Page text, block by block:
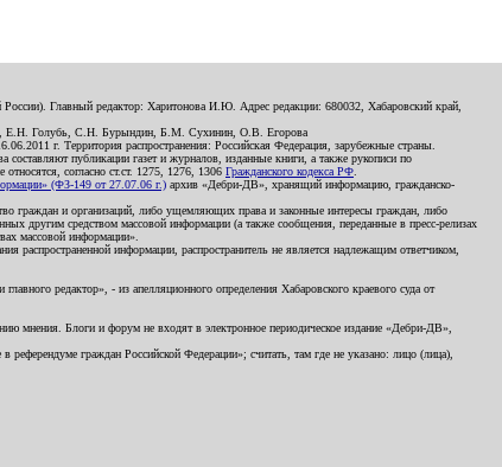
Главный редактор: Харитонова И.Ю. Адрес редакции: 680032, Хабаровский край,
Е.Н. Голубь, С.Н. Бурындин, Б.М. Сухинин, О.В. Егорова
г. Территория распространения: Российская Федерация, зарубежные страны.
составляют публикации газет и журналов, изданные книги, а также рукописи по
согласно ст.ст. 1275, 1276, 1306 Гражданского кодекса РФ
(ФЗ-149 от 27.07.06 г.) архив «Дебри-ДВ», хранящий информацию, гражданско-
граждан и организаций, либо ущемляющих права и законные интересы граждан, либо
другим средством массовой информации (а также сообщения, переданные в пресс-релизах
массовой информации».
информации, распространитель не является надлежащим ответчиком,
редактор», - из апелляционного определения Хабаровского краевого суда от
мнения. Блоги и форум не входят в электронное периодическое издание «Дебри-ДВ»,
граждан Российской Федерации»; считать, там где не указано: лицо (лица),